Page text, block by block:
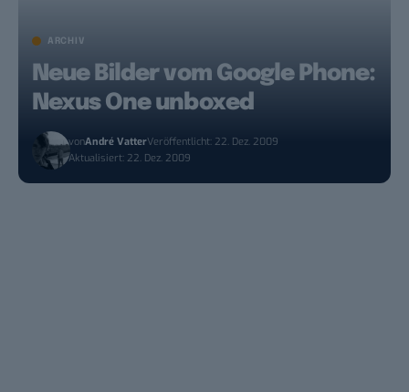
ARCHIV
Neue Bilder vom Google Phone:
Nexus One unboxed
vonAndré VatterVeröffentlicht: 22. Dez. 2009
Aktualisiert: 22. Dez. 2009